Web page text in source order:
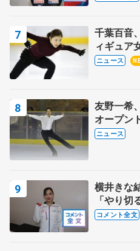
千葉百音
ィギュア
ニュース
友野一希
オープン
ニュース
横井きな
「やり
SP】
コメント全文